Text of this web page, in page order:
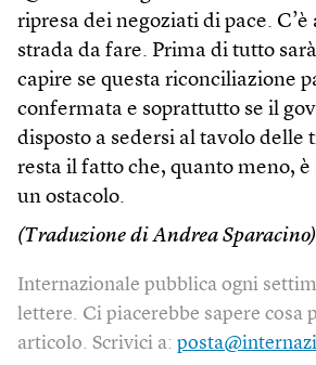
ripresa dei negoziati di pace.
strada da fare. Prima di tutto
capire se questa riconciliazione
confermata e soprattutto se il
disposto a sedersi al tavolo delle
resta il fatto che, quanto meno,
un ostacolo.
(Traduzione di Andrea Sparacino)
Internazionale pubblica ogni
lettere. Ci piacerebbe sapere cosa
articolo. Scrivici a: